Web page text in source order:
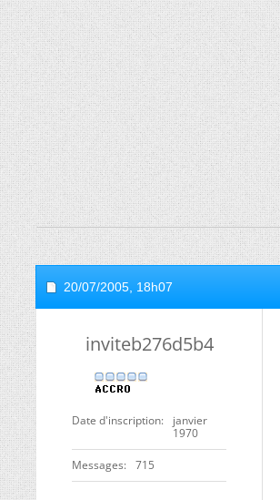
20/07/2005, 18h07
inviteb276d5b4
Date d'inscription
janvier
1970
Messages 715